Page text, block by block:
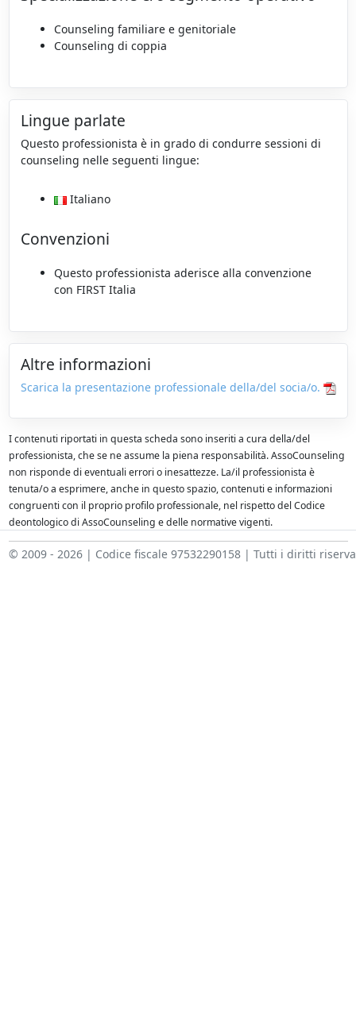
Counseling familiare e genitoriale
Counseling di coppia
Lingue parlate
Questo professionista è in grado di condurre sessioni di
counseling nelle seguenti lingue:
Italiano
Convenzioni
Questo professionista aderisce alla convenzione
con FIRST Italia
Altre informazioni
Scarica la presentazione professionale della/del socia/o.
I contenuti riportati in questa scheda sono inseriti a cura della/del
professionista, che se ne assume la piena responsabilità. AssoCounseling
non risponde di eventuali errori o inesattezze. La/il professionista è
tenuta/o a esprimere, anche in questo spazio, contenuti e informazioni
congruenti con il proprio profilo professionale, nel rispetto del Codice
deontologico di AssoCounseling e delle normative vigenti.
© 2009 - 2026 | Codice fiscale 97532290158 | Tutti i diritti